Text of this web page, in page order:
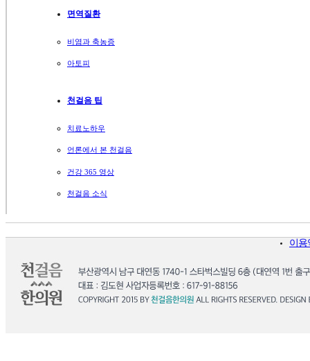
면역질환
비염과 축농증
아토피
천걸음 팁
치료노하우
언론에서 본 천걸음
건강 365 영상
천걸음 소식
이용